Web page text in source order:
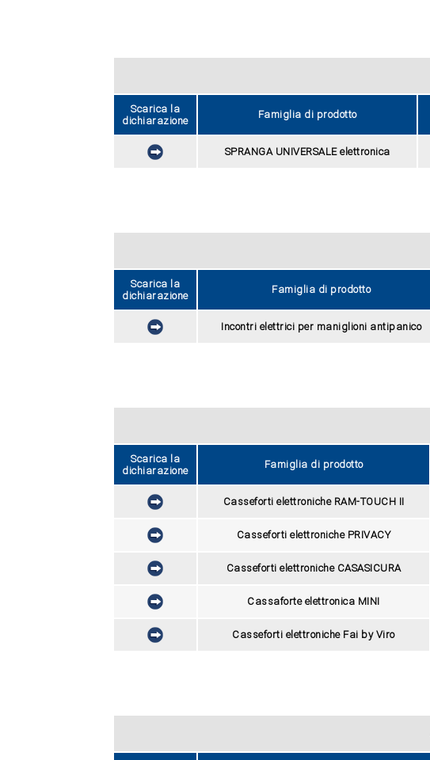
Scarica la
dichiarazione
Famiglia di prodotto
SPRANGA UNIVERSALE elettronica
Scarica la
dichiarazione
Famiglia di prodotto
Incontri elettrici per maniglioni antipanico
Scarica la
dichiarazione
Famiglia di prodotto
Casseforti elettroniche RAM-TOUCH II
Casseforti elettroniche PRIVACY
Casseforti elettroniche CASASICURA
Cassaforte elettronica MINI
Casseforti elettroniche Fai by Viro